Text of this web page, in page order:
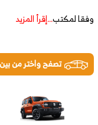
وفقا لمكتب...إقرأ المزيد
تصفح واختر من بين